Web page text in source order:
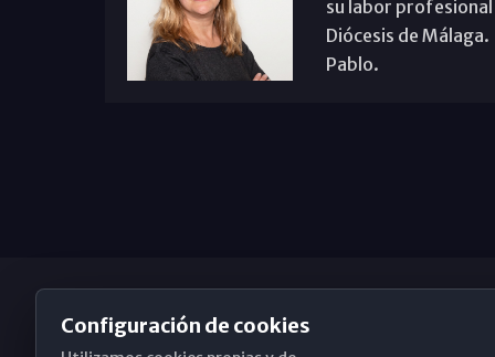
su labor profesional
Diócesis de Málaga.
Pablo.
Configuración de cookies